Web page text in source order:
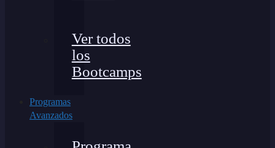
Ver todos
los
Bootcamps
Programas
Avanzados